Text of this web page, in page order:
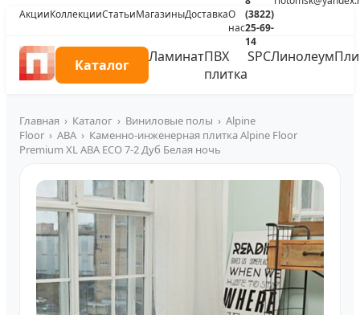
АкцииКоллекцииСтатьиМагазиныДоставкаО
нас
(3822)
25-69-
14
Каталог ЛаминатПВХ
плитка
SPCЛинолеум
Главная › Каталог › Виниловые полы › Alpine
Floor › ABA › Каменно-инженерная плитка Alpine Floor
Premium XL ABA ECO 7-2 Дуб Белая ночь